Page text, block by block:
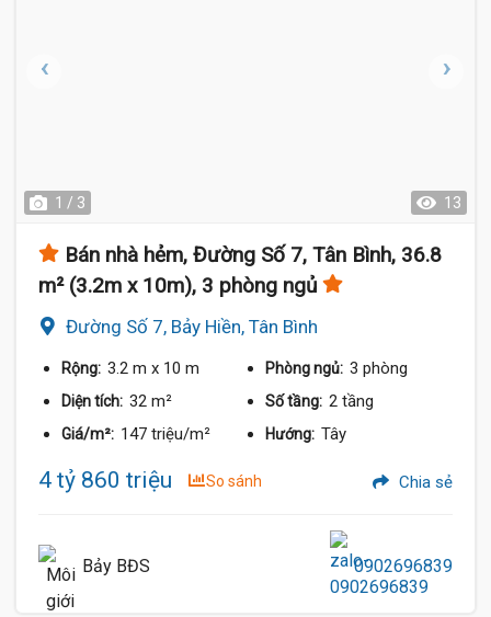
1 / 3 13
Bán nhà hẻm, Đường Số 7, Tân Bình, 36.8
m² (3.2m x 10m), 3 phòng ngủ
Đường Số 7, Bảy Hiền, Tân Bình
Rộng: 3.2 m x 10 m Phòng ngủ: 3 phòng
Diện tích: 32 m² Số tầng: 2 tầng
Giá/m²: 147 triệu/m² Hướng: Tây
4 tỷ 860 triệu So sánh Chia sẻ
Bảy BĐS 0902696839